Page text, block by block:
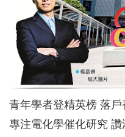
青年學者登精英榜 落戶香江推
專